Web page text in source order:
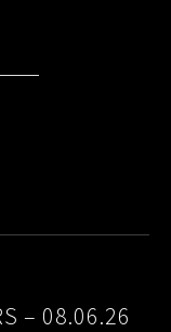
– 08.06.26